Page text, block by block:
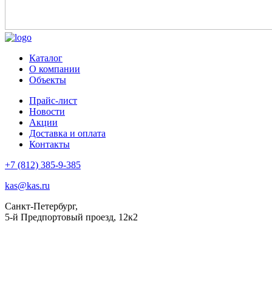
Каталог
О компании
Объекты
Прайс-лист
Новости
Акции
Доставка и оплата
Контакты
+7 (812) 385-9-385
kas@kas.ru
Санкт-Петербург,
5-й Предпортовый проезд, 12к2